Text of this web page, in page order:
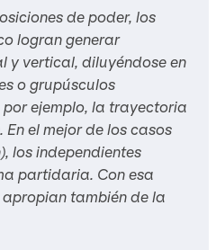
de poder, los
logran generar
y vertical, diluyéndose en
o grupúsculos
ejemplo, la trayectoria
el mejor de los casos
los independientes
partidaria. Con esa
también de la